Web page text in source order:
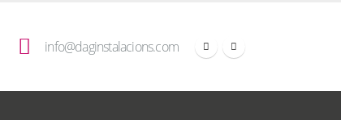
info@daginstalacions.com